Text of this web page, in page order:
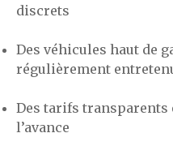
discrets
Des véhicules haut de
régulièrement
Des tarifs transparents
l’avance